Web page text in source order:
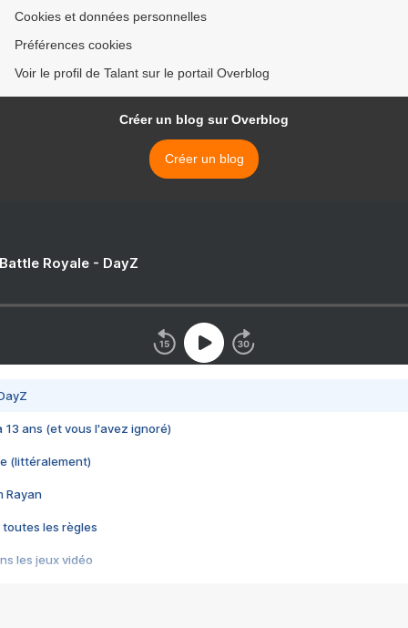
Cookies et données personnelles
Préférences cookies
Voir le profil de Talant sur le portail Overblog
Créer un blog sur Overblog
Créer un blog
Royale - DayZ
13 ans (et vous l'avez ignoré)
(littéralement)
Rayan
toutes les règles
les jeux vidéo